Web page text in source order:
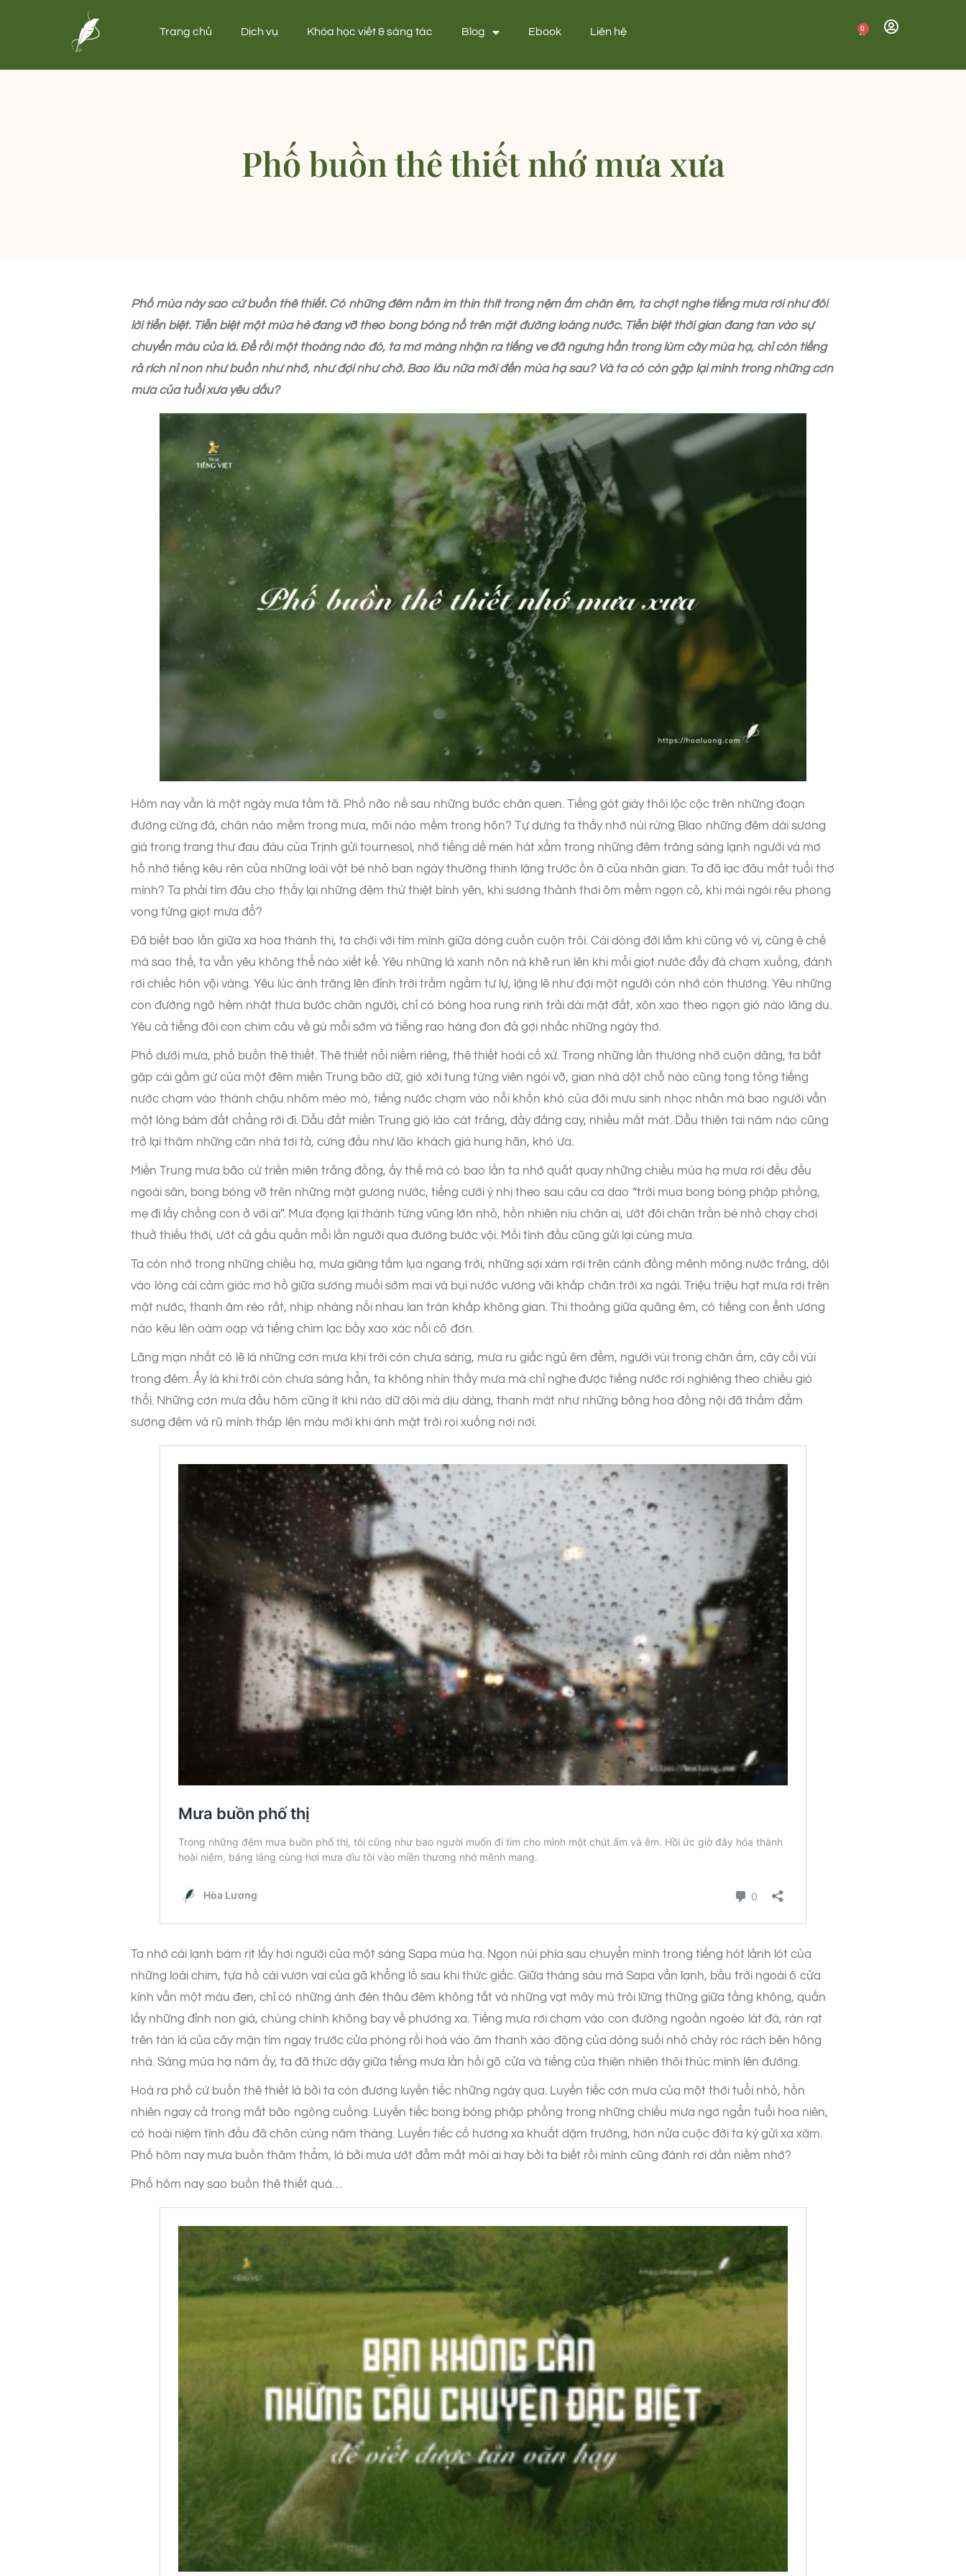
Trang chủ Dịch vụ Khóa học viết & sáng tác Blog Ebook Liên hệ 0
Phố buồn thê thiết nhớ mưa xưa
Phố mùa này sao cứ buồn thê thiết. Có những đêm nằm im thin thít trong nệm ấm chăn êm, ta chợt nghe tiếng mưa rơi như đôi
lời tiễn biệt. Tiễn biệt một mùa hè đang vỡ theo bong bóng nổ trên mặt đường loáng nước. Tiễn biệt thời gian đang tan vào sự
chuyển màu của lá. Để rồi một thoáng nào đó, ta mơ màng nhận ra tiếng ve đã ngưng hẳn trong lùm cây mùa hạ, chỉ còn tiếng
rả rích nỉ non như buồn như nhớ, như đợi như chờ. Bao lâu nữa mới đến mùa hạ sau? Và ta có còn gặp lại mình trong những cơn
mưa của tuổi xưa yêu dấu?
Hôm nay vẫn là một ngày mưa tầm tã. Phố não nề sau những bước chân quen. Tiếng gót giày thôi lộc cộc trên những đoạn
đường cứng đá, chân nào mềm trong mưa, môi nào mềm trong hôn? Tự dưng ta thấy nhớ núi rừng Blao những đêm dài sương
giá trong trang thư đau đáu của Trịnh gửi tournesol, nhớ tiếng dế mèn hát xẩm trong những đêm trăng sáng lạnh người và mơ
hồ nhớ tiếng kêu rên của những loài vật bé nhỏ ban ngày thường thinh lặng trước ồn ã của nhân gian. Ta đã lạc đâu mất tuổi thơ
mình? Ta phải tìm đâu cho thấy lại những đêm thứ thiệt bình yên, khi sương thảnh thơi ôm mềm ngọn cỏ, khi mái ngói rêu phong
vọng từng giọt mưa đổ?
Đã biết bao lần giữa xa hoa thành thị, ta chới với tìm mình giữa dòng cuồn cuộn trôi. Cái dòng đời lắm khi cũng vô vị, cũng ê chề
mà sao thế, ta vẫn yêu không thể nào xiết kể. Yêu những lá xanh nõn nà khẽ run lên khi mỗi giọt nước đẫy đà chạm xuống, đánh
rơi chiếc hôn vội vàng. Yêu lúc ánh trăng lên đỉnh trời trầm ngầm tư lự, lặng lẽ như đợi một người còn nhớ còn thương. Yêu những
con đường ngõ hẻm nhặt thưa bước chân người, chỉ có bóng hoa rung rinh trải dài mặt đất, xôn xao theo ngọn gió nào lãng du.
Yêu cả tiếng đôi con chim câu về gù mỗi sớm và tiếng rao hàng đon đả gợi nhắc những ngày thơ.
Phố dưới mưa, phố buồn thê thiết. Thê thiết nỗi niềm riêng, thê thiết hoài cố xứ. Trong những lần thương nhớ cuộn dâng, ta bắt
gặp cái gầm gừ của một đêm miền Trung bão dữ, gió xới tung từng viên ngói vỡ, gian nhà dột chỗ nào cũng tong tỏng tiếng
nước chạm vào thành chậu nhôm méo mó, tiếng nước chạm vào nỗi khốn khó của đời mưu sinh nhọc nhằn mà bao người vẫn
một lòng bám đất chẳng rời đi. Dẫu đất miền Trung gió lào cát trắng, đầy đắng cay, nhiều mất mát. Dẫu thiên tai năm nào cũng
trở lại thăm những căn nhà tơi tả, cứng đầu như lão khách già hung hãn, khó ưa.
Miền Trung mưa bão cứ triền miên trắng đồng, ấy thế mà có bao lần ta nhớ quắt quay những chiều mùa hạ mưa rơi đều đều
ngoài sân, bong bóng vỡ trên những mặt gương nước, tiếng cười ý nhị theo sau câu ca dao “trời mua bong bóng phập phồng,
mẹ đi lấy chồng con ở với ai”. Mưa đọng lại thành từng vũng lớn nhỏ, hồn nhiên níu chân ai, ướt đôi chân trần bé nhỏ chạy chơi
thuở thiếu thời, ướt cả gấu quần mỗi lần người qua đường bước vội. Mối tình đầu cũng gửi lại cùng mưa.
Ta còn nhớ trong những chiều hạ, mưa giăng tấm lụa ngang trời, những sợi xám rơi trên cánh đồng mênh mông nước trắng, dội
vào lòng cái cảm giác mơ hồ giữa sương muối sớm mai và bụi nước vương vãi khắp chân trời xa ngái. Triệu triệu hạt mưa rơi trên
mặt nước, thanh âm réo rắt, nhịp nhàng nối nhau lan tràn khắp không gian. Thi thoảng giữa quãng êm, có tiếng con ễnh ương
nào kêu lên oàm oạp và tiếng chim lạc bầy xao xác nỗi cô đơn.
Lãng mạn nhất có lẽ là những cơn mưa khi trời còn chưa sáng, mưa ru giấc ngủ êm đềm, người vùi trong chăn ấm, cây cối vùi
trong đêm. Ấy là khi trời còn chưa sáng hẳn, ta không nhìn thấy mưa mà chỉ nghe được tiếng nước rơi nghiêng theo chiều gió
thổi. Những cơn mưa đầu hôm cũng ít khi nào dữ dội mà dịu dàng, thanh mát như những bông hoa đồng nội đã thấm đẫm
sương đêm và rũ mình thắp lên màu mới khi ánh mặt trời rọi xuống nơi nơi.
Ta nhớ cái lạnh bám rịt lấy hơi người của một sáng Sapa mùa hạ. Ngọn núi phía sau chuyển mình trong tiếng hót lảnh lót của
những loài chim, tựa hồ cái vươn vai của gã khổng lồ sau khi thức giấc. Giữa tháng sáu mà Sapa vẫn lạnh, bầu trời ngoài ô cửa
kính vẫn một màu đen, chỉ có những ánh đèn thâu đêm không tắt và những vạt mây mù trôi lững thững giữa tầng không, quấn
lấy những đỉnh non già, chùng chình không bay về phương xa. Tiếng mưa rơi chạm vào con đường ngoằn ngoèo lát đá, ràn rạt
trên tán lá của cây mận tím ngay trước cửa phòng rồi hoà vào âm thanh xáo động của dòng suối nhỏ chảy róc rách bên hông
nhà. Sáng mùa hạ năm ấy, ta đã thức dậy giữa tiếng mưa lần hồi gõ cửa và tiếng của thiên nhiên thôi thúc mình lên đường.
Hoá ra phố cứ buồn thê thiết là bởi ta còn đương luyến tiếc những ngày qua. Luyến tiếc cơn mưa của một thời tuổi nhỏ, hồn
nhiên ngay cả trong mắt bão ngông cuồng. Luyến tiếc bong bóng phập phồng trong những chiều mưa ngơ ngẩn tuổi hoa niên,
có hoài niệm tình đầu đã chôn cùng năm tháng. Luyến tiếc cố hương xa khuất dặm trường, hơn nửa cuộc đời ta ký gửi xa xăm.
Phố hôm nay mưa buồn thăm thẳm, là bởi mưa ướt đẫm mắt môi ai hay bởi ta biết rồi mình cũng đánh rơi dần niềm nhớ?
Phố hôm nay sao buồn thê thiết quá…